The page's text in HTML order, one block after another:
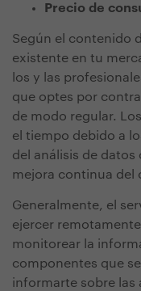
Precio de
Según el contenido
existente en tu
los y las
que optes por
de modo regular.
el tiempo debido a
del análisis de
mejora continua del
Generalmente, el
ejercer
monitorear la
componentes que
informarte sobre las